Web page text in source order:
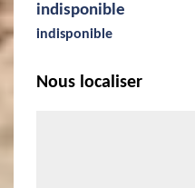
indisponible
indisponible
Nous localiser